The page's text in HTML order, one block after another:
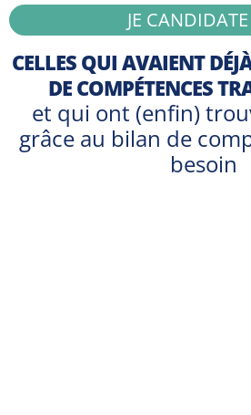
JE CANDIDATE
CELLES QUI AVAIENT
DE COMPÉTENCES
et qui ont (enfin)
grâce au bilan de
besoin